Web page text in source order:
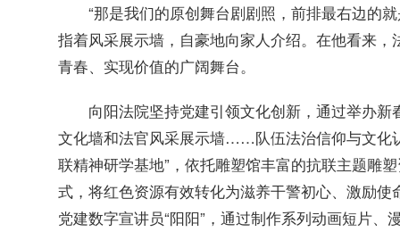
“那是我们的原创舞台剧剧照，前排最右边的
指着风采展示墙，自豪地向家人介绍。在他看来
青春、实现价值的广阔舞台。
向阳法院坚持党建引领文化创新，通过举办
文化墙和法官风采展示墙……队伍法治信仰与文化
联精神研学基地”，依托雕塑馆丰富的抗联主题雕
式，将红色资源有效转化为滋养干警初心、激励
党建数字宣讲员“阳阳”，通过制作系列动画短片